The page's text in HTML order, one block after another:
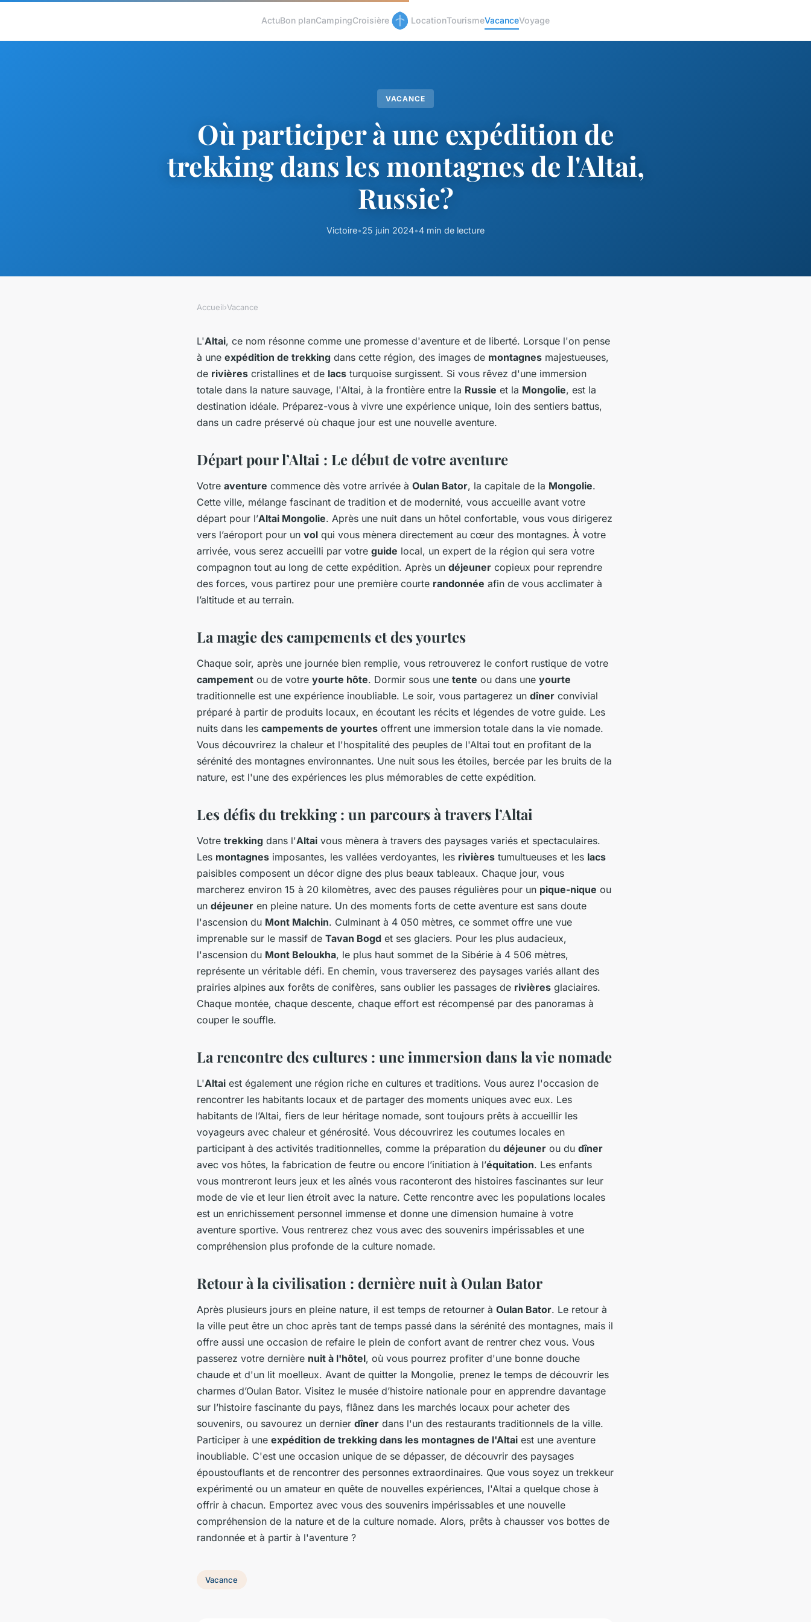
ActuBon planCampingCroisière LocationTourismeVacanceVoyage
VACANCE
Où participer à une expédition de
trekking dans les montagnes de l'Altai,
Russie?
Victoire•25 juin 2024•4 min de lecture
Accueil›Vacance
L'Altai, ce nom résonne comme une promesse d'aventure et de liberté. Lorsque l'on pense
à une expédition de trekking dans cette région, des images de montagnes majestueuses,
de rivières cristallines et de lacs turquoise surgissent. Si vous rêvez d'une immersion
totale dans la nature sauvage, l'Altai, à la frontière entre la Russie et la Mongolie, est la
destination idéale. Préparez-vous à vivre une expérience unique, loin des sentiers battus,
dans un cadre préservé où chaque jour est une nouvelle aventure.
Départ pour l’Altai : Le début de votre aventure
Votre aventure commence dès votre arrivée à Oulan Bator, la capitale de la Mongolie.
Cette ville, mélange fascinant de tradition et de modernité, vous accueille avant votre
départ pour l’Altai Mongolie. Après une nuit dans un hôtel confortable, vous vous dirigerez
vers l’aéroport pour un vol qui vous mènera directement au cœur des montagnes. À votre
arrivée, vous serez accueilli par votre guide local, un expert de la région qui sera votre
compagnon tout au long de cette expédition. Après un déjeuner copieux pour reprendre
des forces, vous partirez pour une première courte randonnée afin de vous acclimater à
l’altitude et au terrain.
La magie des campements et des yourtes
Chaque soir, après une journée bien remplie, vous retrouverez le confort rustique de votre
campement ou de votre yourte hôte. Dormir sous une tente ou dans une yourte
traditionnelle est une expérience inoubliable. Le soir, vous partagerez un dîner convivial
préparé à partir de produits locaux, en écoutant les récits et légendes de votre guide. Les
nuits dans les campements de yourtes offrent une immersion totale dans la vie nomade.
Vous découvrirez la chaleur et l'hospitalité des peuples de l'Altai tout en profitant de la
sérénité des montagnes environnantes. Une nuit sous les étoiles, bercée par les bruits de la
nature, est l'une des expériences les plus mémorables de cette expédition.
Les défis du trekking : un parcours à travers l’Altai
Votre trekking dans l'Altai vous mènera à travers des paysages variés et spectaculaires.
Les montagnes imposantes, les vallées verdoyantes, les rivières tumultueuses et les lacs
paisibles composent un décor digne des plus beaux tableaux. Chaque jour, vous
marcherez environ 15 à 20 kilomètres, avec des pauses régulières pour un pique-nique ou
un déjeuner en pleine nature. Un des moments forts de cette aventure est sans doute
l'ascension du Mont Malchin. Culminant à 4 050 mètres, ce sommet offre une vue
imprenable sur le massif de Tavan Bogd et ses glaciers. Pour les plus audacieux,
l'ascension du Mont Beloukha, le plus haut sommet de la Sibérie à 4 506 mètres,
représente un véritable défi. En chemin, vous traverserez des paysages variés allant des
prairies alpines aux forêts de conifères, sans oublier les passages de rivières glaciaires.
Chaque montée, chaque descente, chaque effort est récompensé par des panoramas à
couper le souffle.
La rencontre des cultures : une immersion dans la vie nomade
L'Altai est également une région riche en cultures et traditions. Vous aurez l'occasion de
rencontrer les habitants locaux et de partager des moments uniques avec eux. Les
habitants de l’Altai, fiers de leur héritage nomade, sont toujours prêts à accueillir les
voyageurs avec chaleur et générosité. Vous découvrirez les coutumes locales en
participant à des activités traditionnelles, comme la préparation du déjeuner ou du dîner
avec vos hôtes, la fabrication de feutre ou encore l’initiation à l’équitation. Les enfants
vous montreront leurs jeux et les aînés vous raconteront des histoires fascinantes sur leur
mode de vie et leur lien étroit avec la nature. Cette rencontre avec les populations locales
est un enrichissement personnel immense et donne une dimension humaine à votre
aventure sportive. Vous rentrerez chez vous avec des souvenirs impérissables et une
compréhension plus profonde de la culture nomade.
Retour à la civilisation : dernière nuit à Oulan Bator
Après plusieurs jours en pleine nature, il est temps de retourner à Oulan Bator. Le retour à
la ville peut être un choc après tant de temps passé dans la sérénité des montagnes, mais il
offre aussi une occasion de refaire le plein de confort avant de rentrer chez vous. Vous
passerez votre dernière nuit à l'hôtel, où vous pourrez profiter d'une bonne douche
chaude et d'un lit moelleux. Avant de quitter la Mongolie, prenez le temps de découvrir les
charmes d’Oulan Bator. Visitez le musée d’histoire nationale pour en apprendre davantage
sur l’histoire fascinante du pays, flânez dans les marchés locaux pour acheter des
souvenirs, ou savourez un dernier dîner dans l'un des restaurants traditionnels de la ville.
Participer à une expédition de trekking dans les montagnes de l'Altai est une aventure
inoubliable. C'est une occasion unique de se dépasser, de découvrir des paysages
époustouflants et de rencontrer des personnes extraordinaires. Que vous soyez un trekkeur
expérimenté ou un amateur en quête de nouvelles expériences, l'Altai a quelque chose à
offrir à chacun. Emportez avec vous des souvenirs impérissables et une nouvelle
compréhension de la nature et de la culture nomade. Alors, prêts à chausser vos bottes de
randonnée et à partir à l'aventure ?
Vacance